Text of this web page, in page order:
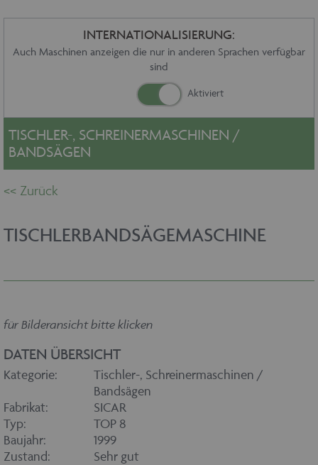
Service
Kontakt
Impressum
Datenschutz
INTERNATIONALISIERUNG:
Auch Maschinen anzeigen die nur in anderen Sprachen verfügbar
sind
TISCHLER-, SCHREINERMASCHINEN /
BANDSÄGEN
TISCHLERBANDSÄGEMASCHINE
für Bilderansicht bitte klicken
DATEN ÜBERSICHT
Kategorie:
Tischler-, Schreinermaschinen /
Bandsägen
Fabrikat:
SICAR
Typ:
TOP 8
Baujahr:
1999
Zustand:
Sehr gut